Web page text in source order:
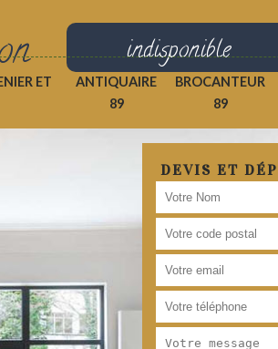
indisponible
ET
ANTIQUAIRE
89
BROCANTEUR
89
DEVIS ET